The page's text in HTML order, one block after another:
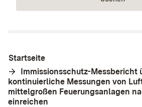
Startseite
Immissionsschutz-Messbericht
kontinuierliche Messungen von
mittelgroßen Feuerungsanlagen
einreichen